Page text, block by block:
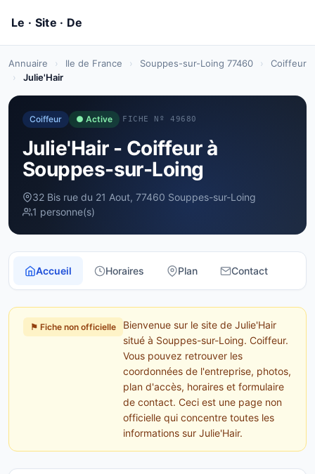
Annuaire › Ile de France › Souppes-sur-Loing 77460 ›
Coiffeur
›
Julie'Hair
Coiffeur ● Active FICHE Nº 49680
Julie'Hair - Coiffeur à
Souppes-sur-Loing
32 Bis rue du 21 Aout, 77460 Souppes-sur-Loing
1 personne(s)
Accueil Horaires Plan Contact
⚑ Fiche non officielle
Bienvenue sur le site de Julie'Hair
situé à Souppes-sur-Loing. Coiffeur.
Vous pouvez retrouver les
coordonnées de l'entreprise, photos,
plan d'accès, horaires et formulaire
de contact. Ceci est une page non
officielle qui concentre toutes les
informations sur Julie'Hair.